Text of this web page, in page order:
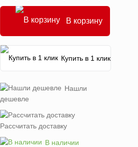
В корзину
Купить в 1 клик
Нашли
дешевле
Рассчитать доставку
В наличии